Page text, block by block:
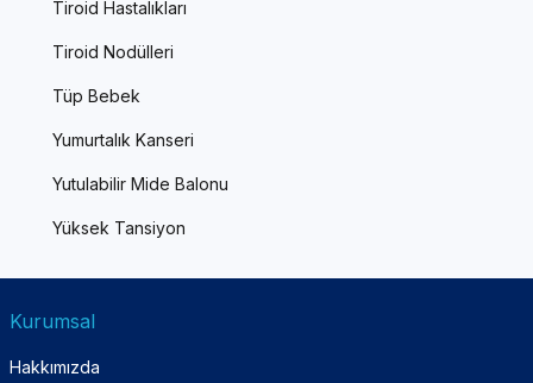
Tiroid Hastalıkları
Tiroid Nodülleri
Tüp Bebek
Yumurtalık Kanseri
Yutulabilir Mide Balonu
Yüksek Tansiyon
Kurumsal
Hakkımızda